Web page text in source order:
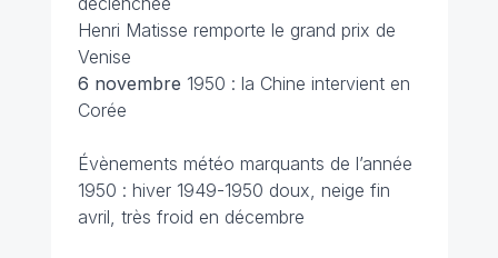
Henri Matisse remporte le grand prix de
Venise
6 novembre 1950 : la Chine intervient en
Corée
Évènements météo marquants de l’année
1950 : hiver 1949-1950 doux, neige fin
avril, très froid en décembre